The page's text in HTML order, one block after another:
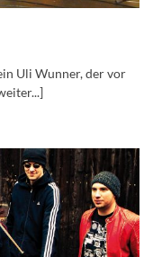
Uli Wunner, der vor